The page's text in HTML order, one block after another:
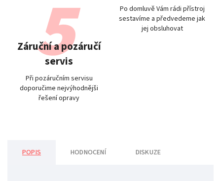
Po domluvě Vám rádi přístroj
sestavíme a předvedeme jak
jej obsluhovat
Záruční a pozáručí
servis
Při pozáručním servisu
doporučime nejvýhodnějši
řešení opravy
POPIS HODNOCENÍ DISKUZE